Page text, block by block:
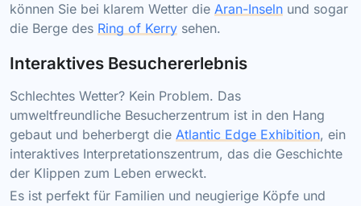
können Sie bei klarem Wetter die Aran-Inseln und sogar
die Berge des Ring of Kerry sehen.
Interaktives Besuchererlebnis
Schlechtes Wetter? Kein Problem. Das
umweltfreundliche Besucherzentrum ist in den Hang
gebaut und beherbergt die Atlantic Edge Exhibition, ein
interaktives Interpretationszentrum, das die Geschichte
der Klippen zum Leben erweckt.
Es ist perfekt für Familien und neugierige Köpfe und